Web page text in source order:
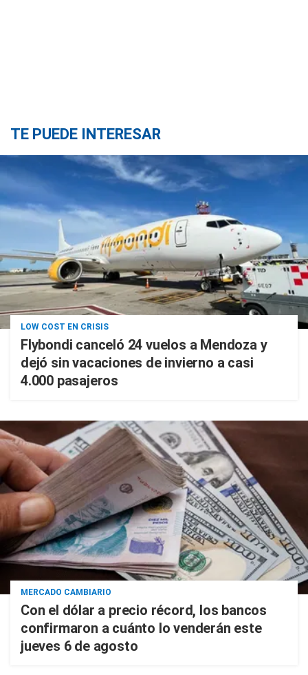
TE PUEDE INTERESAR
LOW COST EN CRISIS
Flybondi canceló 24 vuelos a Mendoza y
dejó sin vacaciones de invierno a casi
4.000 pasajeros
MERCADO CAMBIARIO
Con el dólar a precio récord, los bancos
confirmaron a cuánto lo venderán este
jueves 6 de agosto